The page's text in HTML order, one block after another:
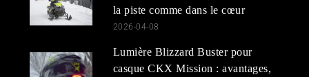
la piste comme dans le cœur
2026-04-08
Lumière Blizzard Buster pour
casque CKX Mission : avantages,